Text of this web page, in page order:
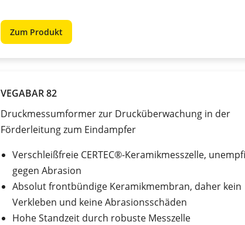
Zum Produkt
VEGABAR 82
Druckmessumformer zur Drucküberwachung in der
Förderleitung zum Eindampfer
Verschleißfreie CERTEC®-Keramikmesszelle,
gegen Abrasion
Absolut frontbündige Keramikmembran, daher kein
Verkleben und keine Abrasionsschäden
Hohe Standzeit durch robuste Messzelle